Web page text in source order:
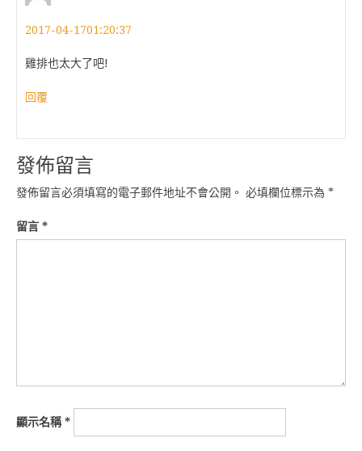
2017-04-1701:20:37
雞排也太大了吧!
回覆
發佈留言
發佈留言必須填寫的電子郵件地址不會公開。 必填欄位標示為 *
留言 *
顯示名稱*